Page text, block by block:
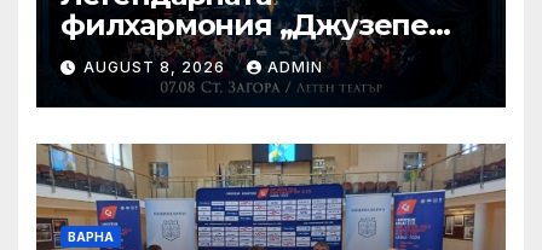
филхармония „Джузепе
Верди“ от Салерно с
концерт под звездите тази
вечер в Летен татър – Стара
Загора
AUGUST 8, 2026 ADMIN
ВАРНА